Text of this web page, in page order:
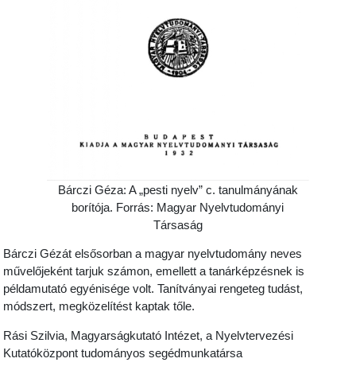
Bárczi Géza: A „pesti nyelv” c. tanulmányának
borítója. Forrás: Magyar Nyelvtudományi
Társaság
Bárczi Gézát elsősorban a magyar nyelvtudomány neves
művelőjeként tarjuk számon, emellett a tanárképzésnek is
példamutató egyénisége volt. Tanítványai rengeteg tudást,
módszert, megközelítést kaptak tőle.
Rási Szilvia, Magyarságkutató Intézet, a Nyelvtervezési
Kutatóközpont tudományos segédmunkatársa